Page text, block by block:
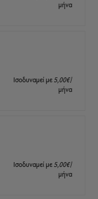
μήνα
Ισοδυναμεί με 5,00€/
μήνα
Ισοδυναμεί με 5,00€/
μήνα